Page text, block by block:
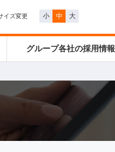
イズ変更 小 中 大
グループ各社の採用情報